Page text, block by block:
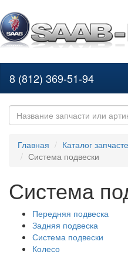
8 (812) 369-51-94
Главная Каталог
Система подвески
Система
Передняя подвеска
Задняя подвеска
Система подвески
Колесо